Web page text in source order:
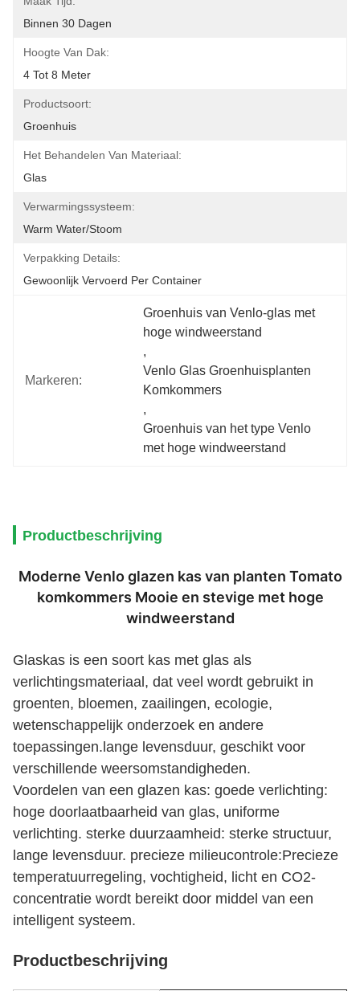
Binnen 30 Dagen
Hoogte Van Dak:
4 Tot 8 Meter
Productsoort:
Groenhuis
Het Behandelen Van Materiaal:
Glas
Verwarmingssysteem:
Warm Water/Stoom
Verpakking Details:
Gewoonlijk Vervoerd Per Container
Markeren:
Groenhuis van Venlo-glas met
hoge windweerstand
,
Venlo Glas Groenhuisplanten
Komkommers
,
Groenhuis van het type Venlo
met hoge windweerstand
Productbeschrijving
Moderne Venlo glazen kas van planten Tomato
komkommers Mooie en stevige met hoge
windweerstand
Glaskas is een soort kas met glas als
verlichtingsmateriaal, dat veel wordt gebruikt in
groenten, bloemen, zaailingen, ecologie,
wetenschappelijk onderzoek en andere
toepassingen.lange levensduur, geschikt voor
verschillende weersomstandigheden.
Voordelen van een glazen kas: goede verlichting:
hoge doorlaatbaarheid van glas, uniforme
verlichting. sterke duurzaamheid: sterke structuur,
lange levensduur. precieze milieucontrole:Precieze
temperatuurregeling, vochtigheid, licht en CO2-
concentratie wordt bereikt door middel van een
intelligent systeem.
Productbeschrijving